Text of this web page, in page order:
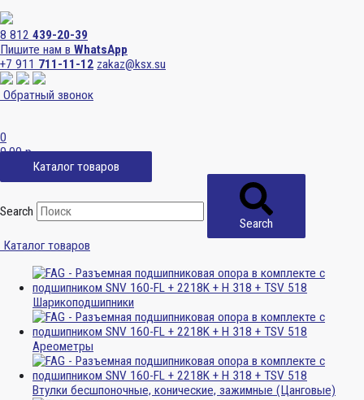
8 812 439-20-39
Пишите нам в WhatsApp
+7 911 711-11-12 zakaz@ksx.su
Обратный звонок
0
0,00р.
Каталог товаров
Search
Search
Каталог товаров
Шарикоподшипники
Ареометры
Втулки бесшпоночные, конические, зажимные (Цанговые)